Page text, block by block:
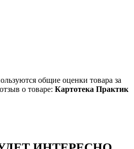
общие оценки товара за
о товаре: Картотека Практик